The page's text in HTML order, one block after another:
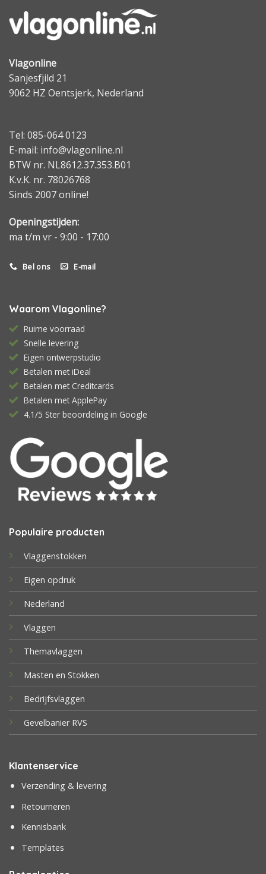
Vlagonline
Sanjesfjild 21
9062 HZ Oentsjerk, Nederland
Tel: 085-064 0123
E-mail: info@vlagonline.nl
BTW nr. NL8612.37.353.B01
K.v.K. nr. 78026768
Sinds 2007 online!
Openingstijden:
ma t/m vr - 9:00 - 17:00
Bel ons E-mail
Waarom Vlagonline?
Ruime voorraad
Snelle levering
Eigen ontwerpstudio
Betalen met iDeal
Betalen met Creditcards
Betalen met ApplePay
4.1/5 Ster beoordeling in Google
Populaire producten
Vlaggenstokken
Eigen opdruk
Nederland
Vlaggen
Themavlaggen
Masten en Stokken
Bedrijfsvlaggen
Gevelbanier RVS
Klantenservice
Verzending & levering
Retourneren
Kennisbank
Templates